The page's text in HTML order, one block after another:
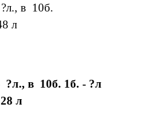
в 10б.
л
в 10б. 1б. - ?л
л